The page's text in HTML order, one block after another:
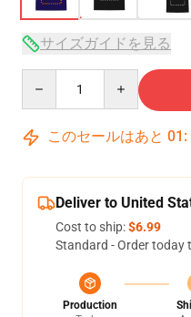
サイズガイドを見る
このセールはあと 01 :
Deliver to United
Cost to ship:$6.99
Standard - Order today
Production